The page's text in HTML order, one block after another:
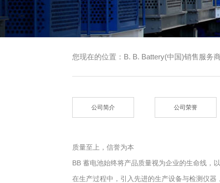
公司简介 公司荣誉
您现在的位置： B. B. Battery(中国)销售服务
质量至上，信誉为本
BB 蓄电池始终将产品质量视为企业的生命线，
在生产过程中，引入先进的生产设备与检测仪